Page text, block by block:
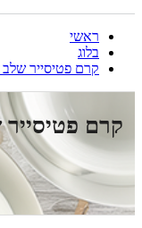
ראשי
בלוג
קרם פטיסייר
קרם